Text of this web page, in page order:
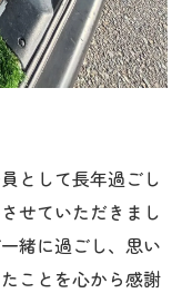
として長年過ごし
せていただきまし
緒に過ごし、思い
ことを心から感謝